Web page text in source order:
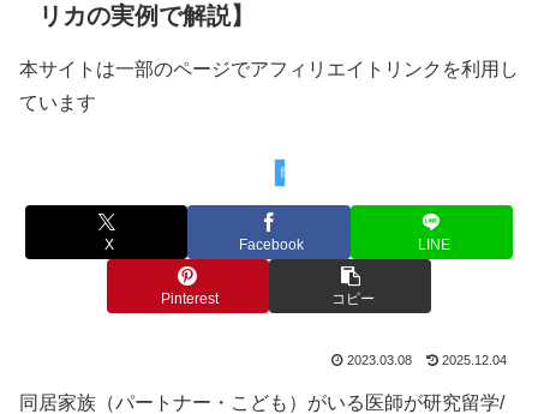
リカの実例で解説】
本サイトは一部のページでアフィリエイトリンクを利用し
ています
留学検討中の方へ
X Facebook LINE
Pinterest コピー
2023.03.08 2025.12.04
同居家族（パートナー・こども）がいる医師が研究留学/